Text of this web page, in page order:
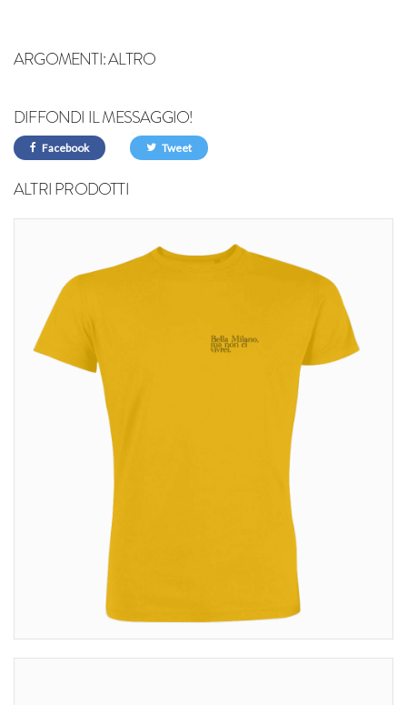
ARGOMENTI:ALTRO
DIFFONDI IL MESSAGGIO!
Facebook Tweet
ALTRI PRODOTTI